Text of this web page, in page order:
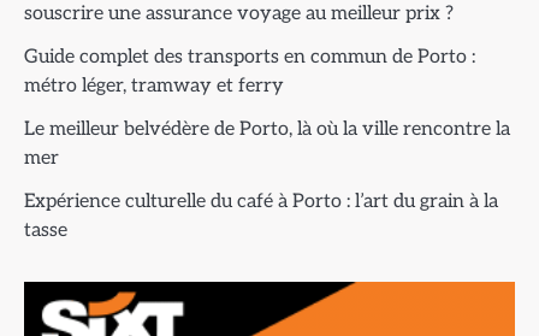
souscrire une assurance voyage au meilleur prix ?
Guide complet des transports en commun de Porto :
métro léger, tramway et ferry
Le meilleur belvédère de Porto, là où la ville rencontre la
mer
Expérience culturelle du café à Porto : l’art du grain à la
tasse